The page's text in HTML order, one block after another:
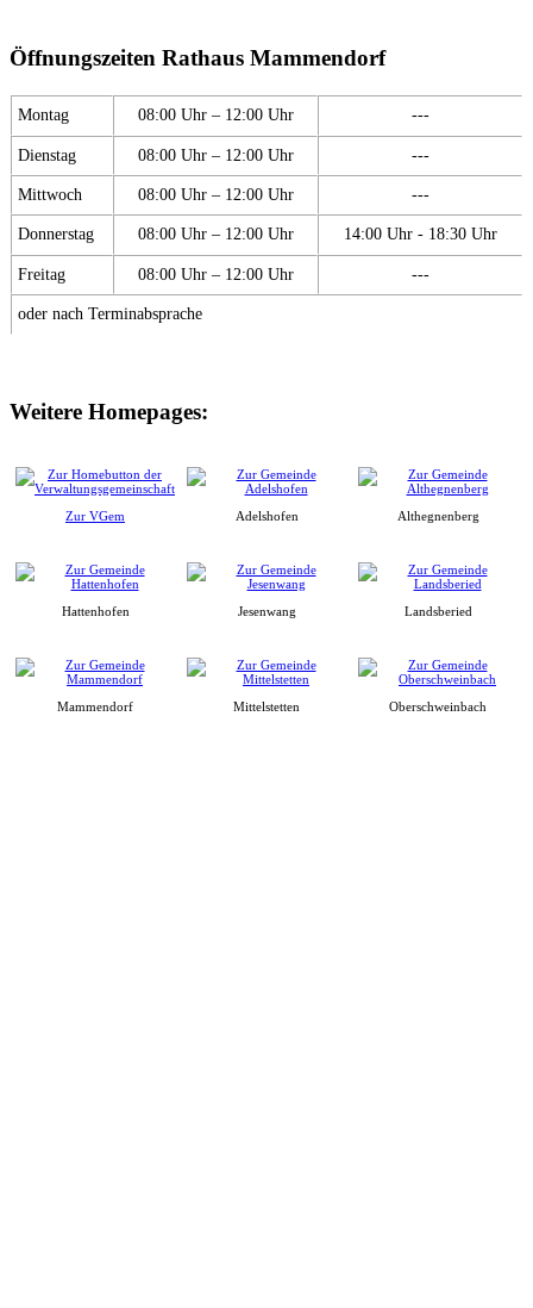
Öffnungszeiten Rathaus Mammendorf
Montag 08:00 Uhr – 12:00 Uhr ---
Dienstag 08:00 Uhr – 12:00 Uhr ---
Mittwoch 08:00 Uhr – 12:00 Uhr ---
Donnerstag 08:00 Uhr – 12:00 Uhr 14:00 Uhr - 18:30 Uhr
Freitag 08:00 Uhr – 12:00 Uhr ---
oder nach Terminabsprache
Weitere Homepages:
Zur VGem Adelshofen Althegnenberg
Hattenhofen Jesenwang Landsberied
Mammendorf Mittelstetten Oberschweinbach